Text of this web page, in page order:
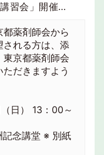
習会」開催に
薬剤師会から
される方は、添
京都薬剤師会
だきますよう
日） 13：00～
記念講堂 ※ 別紙